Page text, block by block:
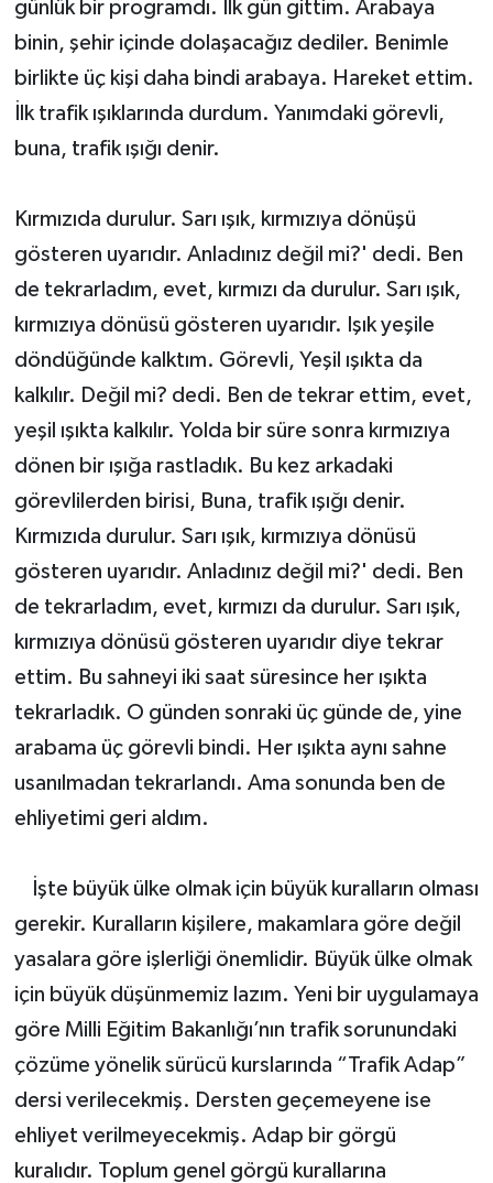
günlük bir programdı. İlk gün gittim. Arabaya
binin, şehir içinde dolaşacağız dediler. Benimle
birlikte üç kişi daha bindi arabaya. Hareket ettim.
İlk trafik ışıklarında durdum. Yanımdaki görevli,
buna, trafik ışığı denir.
Kırmızıda durulur. Sarı ışık, kırmızıya dönüşü
gösteren uyarıdır. Anladınız değil mi?' dedi. Ben
de tekrarladım, evet, kırmızı da durulur. Sarı ışık,
kırmızıya dönüsü gösteren uyarıdır. Işık yeşile
döndüğünde kalktım. Görevli, Yeşil ışıkta da
kalkılır. Değil mi? dedi. Ben de tekrar ettim, evet,
yeşil ışıkta kalkılır. Yolda bir süre sonra kırmızıya
dönen bir ışığa rastladık. Bu kez arkadaki
görevlilerden birisi, Buna, trafik ışığı denir.
Kırmızıda durulur. Sarı ışık, kırmızıya dönüsü
gösteren uyarıdır. Anladınız değil mi?' dedi. Ben
de tekrarladım, evet, kırmızı da durulur. Sarı ışık,
kırmızıya dönüsü gösteren uyarıdır diye tekrar
ettim. Bu sahneyi iki saat süresince her ışıkta
tekrarladık. O günden sonraki üç günde de, yine
arabama üç görevli bindi. Her ışıkta aynı sahne
usanılmadan tekrarlandı. Ama sonunda ben de
ehliyetimi geri aldım.
İşte büyük ülke olmak için büyük kuralların olması
gerekir. Kuralların kişilere, makamlara göre değil
yasalara göre işlerliği önemlidir. Büyük ülke olmak
için büyük düşünmemiz lazım. Yeni bir uygulamaya
göre Milli Eğitim Bakanlığı’nın trafik sorunundaki
çözüme yönelik sürücü kurslarında “Trafik Adap”
dersi verilecekmiş. Dersten geçemeyene ise
ehliyet verilmeyecekmiş. Adap bir görgü
kuralıdır. Toplum genel görgü kurallarına